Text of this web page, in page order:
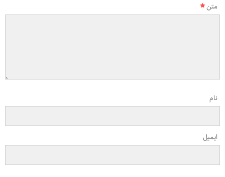
متن
نام
ایمیل